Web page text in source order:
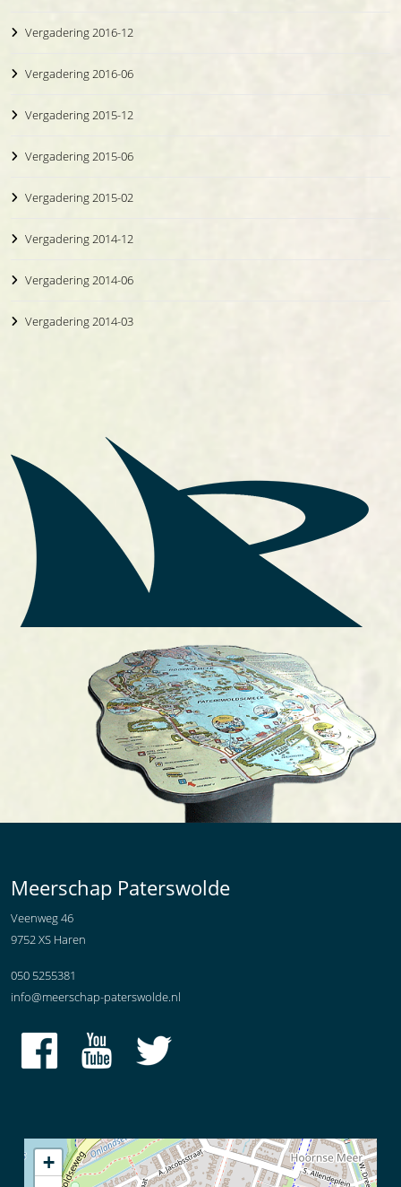
Vergadering 2016-12
Vergadering 2016-06
Vergadering 2015-12
Vergadering 2015-06
Vergadering 2015-02
Vergadering 2014-12
Vergadering 2014-06
Vergadering 2014-03
Meerschap Paterswolde
Veenweg 46
9752 XS Haren
050 5255381
info@meerschap-paterswolde.nl
+